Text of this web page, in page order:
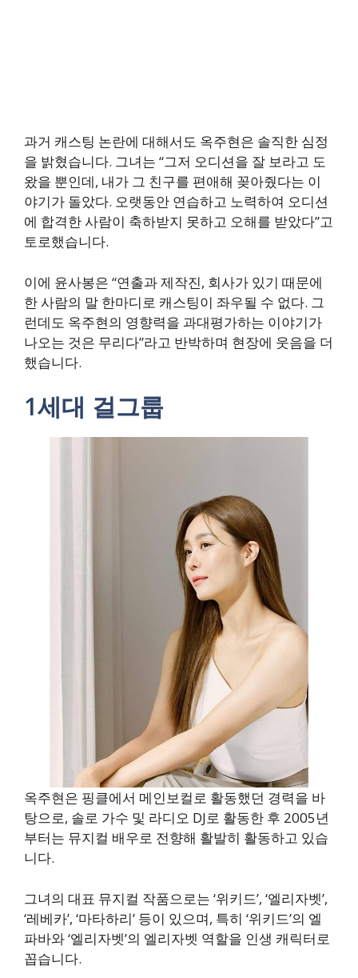
과거 캐스팅 논란에 대해서도 옥주현은 솔직한 심정
을 밝혔습니다. 그녀는 “그저 오디션을 잘 보라고 도
왔을 뿐인데, 내가 그 친구를 편애해 꽂아줬다는 이
야기가 돌았다. 오랫동안 연습하고 노력하여 오디션
에 합격한 사람이 축하받지 못하고 오해를 받았다”고
토로했습니다.
이에 윤사봉은 “연출과 제작진, 회사가 있기 때문에
한 사람의 말 한마디로 캐스팅이 좌우될 수 없다. 그
런데도 옥주현의 영향력을 과대평가하는 이야기가
나오는 것은 무리다”라고 반박하며 현장에 웃음을 더
했습니다.
1세대 걸그룹
옥주현은 핑클에서 메인보컬로 활동했던 경력을 바
탕으로, 솔로 가수 및 라디오 DJ로 활동한 후 2005년
부터는 뮤지컬 배우로 전향해 활발히 활동하고 있습
니다.
그녀의 대표 뮤지컬 작품으로는 ‘위키드’, ‘엘리자벳’,
‘레베카’, ‘마타하리’ 등이 있으며, 특히 ‘위키드’의 엘
파바와 ‘엘리자벳’의 엘리자벳 역할을 인생 캐릭터로
꼽습니다.